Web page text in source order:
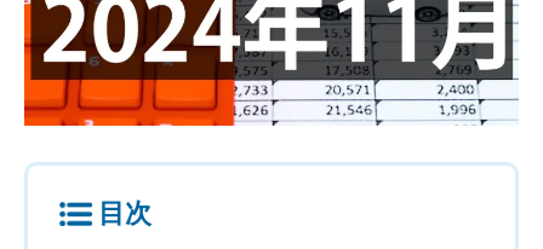
目次